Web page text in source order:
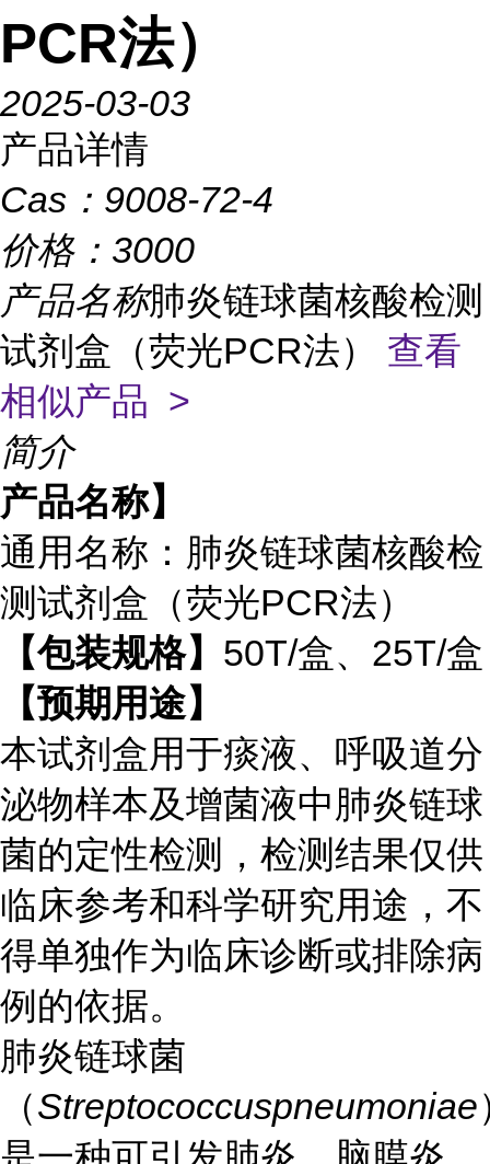
PCR法）
2025-03-03
产品详情
Cas： 9008-72-4
价格： 3000
产品名称肺炎链球菌核酸检测
试剂盒（荧光PCR法） 查看
相似产品 >
简介
产品名称】
通用名称：肺炎链球菌核酸检
测试剂盒（荧光PCR法）
【包装规格】 50T/盒、 25T/盒
【预期用途】
本试剂盒用于痰液、呼吸道分
泌物样本及增菌液中肺炎链球
菌的定性检测，检测结果仅供
临床参考和科学研究用途，不
得单独作为临床诊断或排除病
例的依据。
肺炎链球菌
（Streptococcuspneumoniae